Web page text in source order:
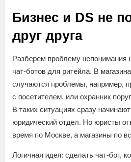
Бизнес и DS не
друг друга
Разберем проблему непонимания
чат-ботов для ритейла. В
случаются проблемы, например,
с посетителем, или охранник
В таких ситуациях сразу
юридический отдел. Но юристы
время по Москве, а магазины по
Логичная идея: сделать чат-бот,